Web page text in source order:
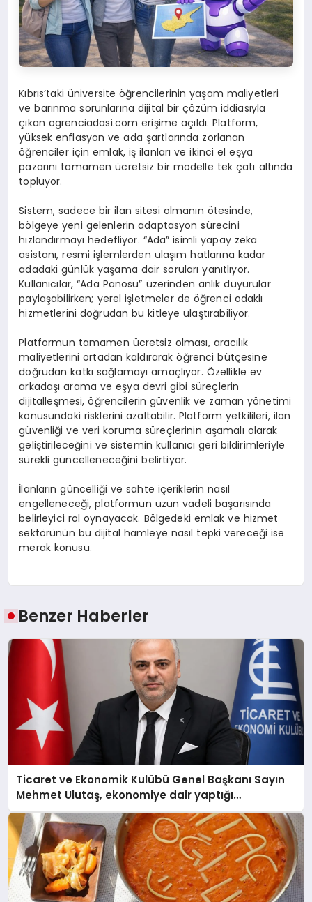
Kıbrıs’taki üniversite öğrencilerinin yaşam maliyetleri
ve barınma sorunlarına dijital bir çözüm iddiasıyla
çıkan ogrenciadasi.com erişime açıldı. Platform,
yüksek enflasyon ve ada şartlarında zorlanan
öğrenciler için emlak, iş ilanları ve ikinci el eşya
pazarını tamamen ücretsiz bir modelle tek çatı altında
topluyor.
Sistem, sadece bir ilan sitesi olmanın ötesinde,
bölgeye yeni gelenlerin adaptasyon sürecini
hızlandırmayı hedefliyor. “Ada” isimli yapay zeka
asistanı, resmi işlemlerden ulaşım hatlarına kadar
adadaki günlük yaşama dair soruları yanıtlıyor.
Kullanıcılar, “Ada Panosu” üzerinden anlık duyurular
paylaşabilirken; yerel işletmeler de öğrenci odaklı
hizmetlerini doğrudan bu kitleye ulaştırabiliyor.
Platformun tamamen ücretsiz olması, aracılık
maliyetlerini ortadan kaldırarak öğrenci bütçesine
doğrudan katkı sağlamayı amaçlıyor. Özellikle ev
arkadaşı arama ve eşya devri gibi süreçlerin
dijitalleşmesi, öğrencilerin güvenlik ve zaman yönetimi
konusundaki risklerini azaltabilir. Platform yetkilileri, ilan
güvenliği ve veri koruma süreçlerinin aşamalı olarak
geliştirileceğini ve sistemin kullanıcı geri bildirimleriyle
sürekli güncelleneceğini belirtiyor.
İlanların güncelliği ve sahte içeriklerin nasıl
engelleneceği, platformun uzun vadeli başarısında
belirleyici rol oynayacak. Bölgedeki emlak ve hizmet
sektörünün bu dijital hamleye nasıl tepki vereceği ise
merak konusu.
Benzer Haberler
Ticaret ve Ekonomik Kulübü Genel Başkanı Sayın
Mehmet Ulutaş, ekonomiye dair yaptığı
açıklamada şunları kaydetti: